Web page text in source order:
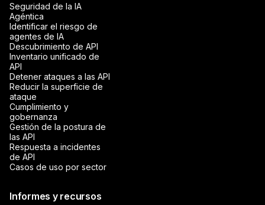
Seguridad de la IA
Agéntica
Identificar el riesgo de
agentes de IA
Descubrimiento de API
Inventario unificado de
API
Detener ataques a las API
Reducir la superficie de
ataque
Cumplimiento y
gobernanza
Gestión de la postura de
las API
Respuesta a incidentes
de API
Casos de uso por sector
Informes y recursos